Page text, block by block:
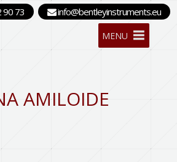
90 73 info@bentleyinstruments.eu
MENU
AMILOIDE